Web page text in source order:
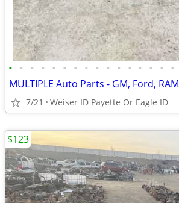
• • • • • • • • • • • • • • • •
MULTIPLE Auto Parts - GM, Ford, RAM
7/21 Weiser ID Payette Or Eagle ID
$123